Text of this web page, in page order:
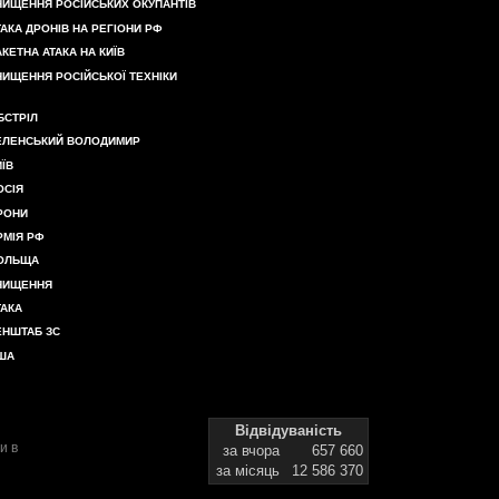
РОСІЙСЬКИХ ОКУПАНТІВ
ДРОНІВ НА РЕГІОНИ РФ
АТАКА НА КИЇВ
РОСІЙСЬКОЇ ТЕХНІКИ
ВОЛОДИМИР
РФ
ЗС
в
Відвідуваність
за вчора
657 660
за місяць
12 586 370